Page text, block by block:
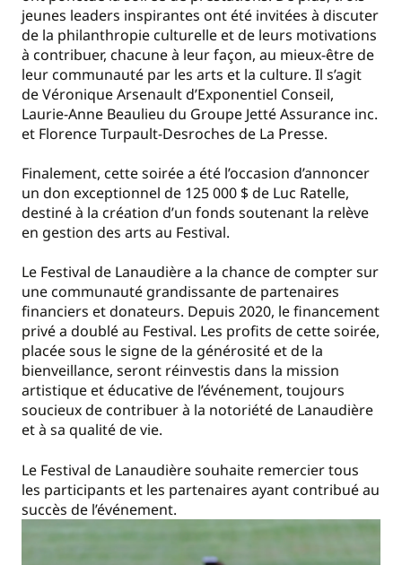
jeunes leaders inspirantes ont été invitées à discuter
de la philanthropie culturelle et de leurs motivations
à contribuer, chacune à leur façon, au mieux-être de
leur communauté par les arts et la culture. Il s’agit
de Véronique Arsenault d’Exponentiel Conseil,
Laurie-Anne Beaulieu du Groupe Jetté Assurance inc.
et Florence Turpault-Desroches de La Presse.
Finalement, cette soirée a été l’occasion d’annoncer
un don exceptionnel de 125 000 $ de Luc Ratelle,
destiné à la création d’un fonds soutenant la relève
en gestion des arts au Festival.
Le Festival de Lanaudière a la chance de compter sur
une communauté grandissante de partenaires
financiers et donateurs. Depuis 2020, le financement
privé a doublé au Festival. Les profits de cette soirée,
placée sous le signe de la générosité et de la
bienveillance, seront réinvestis dans la mission
artistique et éducative de l’événement, toujours
soucieux de contribuer à la notoriété de Lanaudière
et à sa qualité de vie.
Le Festival de Lanaudière souhaite remercier tous
les participants et les partenaires ayant contribué au
succès de l’événement.